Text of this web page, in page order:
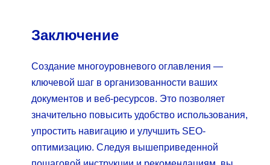
Заключение
Создание многоуровневого оглавления —
ключевой шаг в организованности ваших
документов и веб-ресурсов. Это позволяет
значительно повысить удобство использования,
упростить навигацию и улучшить SEO-
оптимизацию. Следуя вышеприведенной